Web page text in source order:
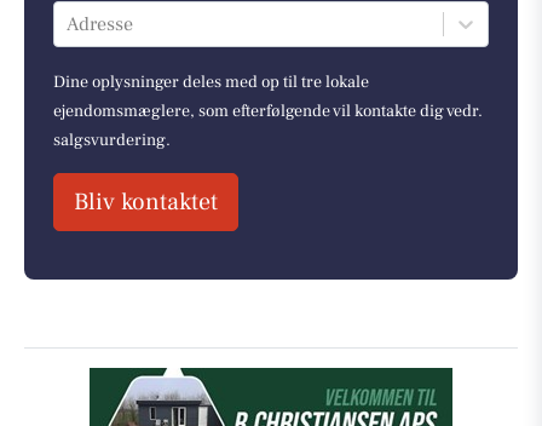
Adresse
Dine oplysninger deles med op til tre lokale
ejendomsmæglere, som efterfølgende vil kontakte dig vedr.
salgsvurdering.
Bliv kontaktet